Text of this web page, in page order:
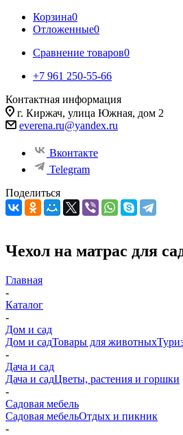
Корзина0
Отложенные0
Сравнение товаров0
+7 961 250-55-66
Контактная информация
г. Киржач, улица Южная, дом 2
everena.ru@yandex.ru
Вконтакте
Telegram
Поделиться
Чехол на матрас для
Главная
-
Каталог
-
Дом и сад
Дом и садТовары для животных
-
Дача и сад
Дача и садЦветы, растения и горшки
-
Садовая мебель
Садовая мебельОтдых и пикник
-